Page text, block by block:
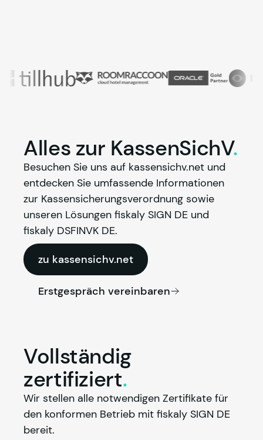
Alles zur KassenSichV.
Besuchen Sie uns auf kassensichv.net und
entdecken Sie umfassende Informationen
zur Kassensicherungsverordnung sowie
unseren Lösungen fiskaly
fiskaly DSFINVK DE.
zu kassensichv.net
Erstgespräch vereinbaren
Vollständig
zertifiziert.
Wir stellen alle notwendigen Zertifikate für
den konformen Betrieb mit fiskaly SIGN DE
bereit.